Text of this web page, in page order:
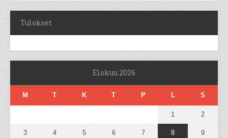
Tulokset
Elokuu 2026
M T K T P L S
1 2
3 4 5 6 7 8 9